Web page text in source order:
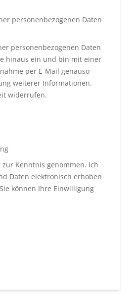
personenbezogenen Daten
personenbezogenen Daten
hinaus ein und bin mit einer
per E-Mail genauso
weiterer Informationen.
widerrufen.
zur Kenntnis genommen. Ich
Daten elektronisch erhoben
können Ihre Einwilligung